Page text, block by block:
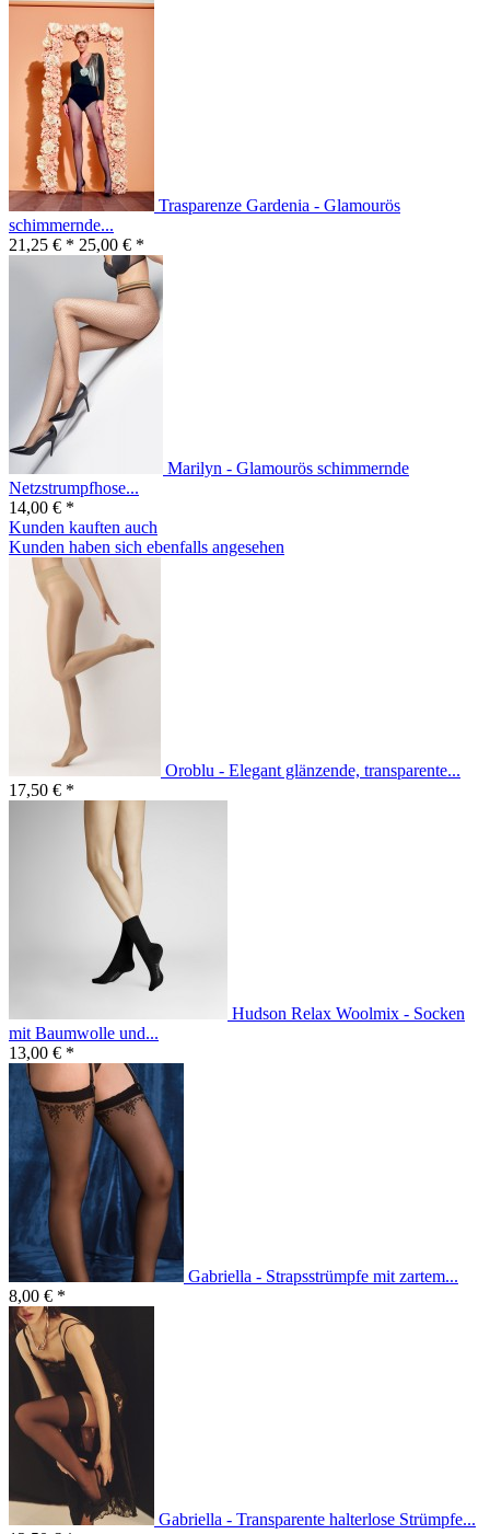
Trasparenze Gardenia - Glamourös
schimmernde...
21,25 € * 25,00 € *
Marilyn - Glamourös schimmernde
Netzstrumpfhose...
14,00 € *
Kunden kauften auch
Kunden haben sich ebenfalls angesehen
Oroblu - Elegant glänzende, transparente...
17,50 € *
Hudson Relax Woolmix - Socken
mit Baumwolle und...
13,00 € *
Gabriella - Strapsstrümpfe mit zartem...
8,00 € *
Gabriella - Transparente halterlose Strümpfe...